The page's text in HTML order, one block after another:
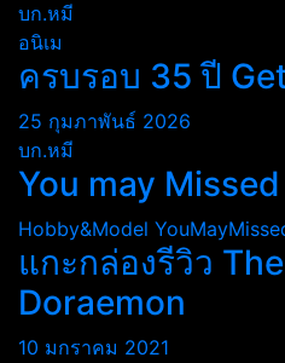
บก.หมี
อนิเม
ครบรอบ 35 ปี
25 กุมภาพันธ์ 2026
บก.หมี
You may Missed
Hobby&Model
แกะกล่องรีวิว
Doraemon
10 มกราคม 2021